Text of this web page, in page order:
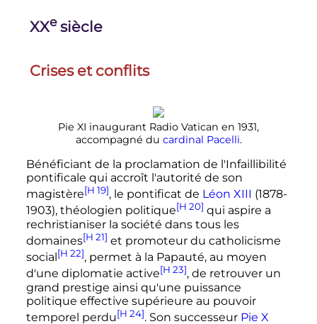
XXesiècle
Crises et conflits
Pie XI inaugurant Radio Vatican en 1931,
accompagné du cardinal Pacelli.
Bénéficiant de la proclamation de l'Infaillibilité
pontificale qui accroît l'autorité de son
magistère[H 19], le pontificat de Léon XIII (1878-
1903), théologien politique[H 20] qui aspire a
rechristianiser la société dans tous les
domaines[H 21] et promoteur du catholicisme
social [H 22], permet à la Papauté, au moyen
d'une diplomatie active[H 23], de retrouver un
grand prestige ainsi qu'une puissance
politique effective supérieure au pouvoir
temporel perdu[H 24]. Son successeur Pie X